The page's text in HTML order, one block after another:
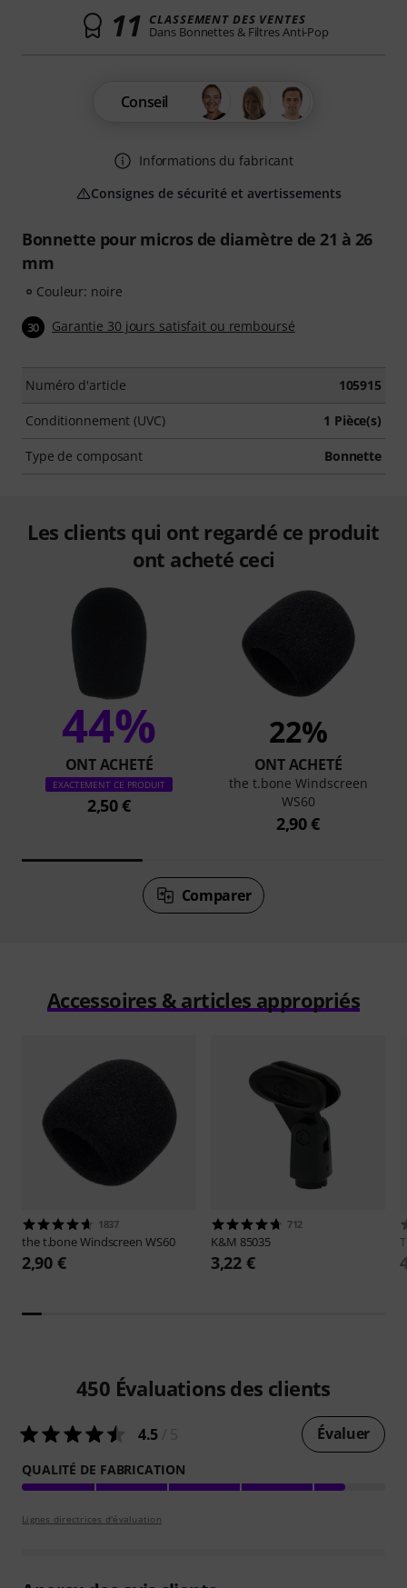
Bonnette pour micros de diamètre de 21 à 26
mm
Couleur: noire
30 Garantie 30 jours satisfait ou remboursé
Numéro d'article 105915
Conditionnement (UVC) 1 Pièce(s)
Type de composant Bonnette
11 CLASSEMENT DES VENTES
Dans Bonnettes & Filtres Anti-Pop
Conseil
Informations du fabricant
Consignes de sécurité et avertissements
Les clients qui ont regardé ce produit
ont acheté ceci
44%
ONT ACHETÉ
EXACTEMENT CE PRODUIT
2,50 €
22%
ONT ACHETÉ
the t.bone Windscreen
WS60
2,90 €
Comparer
Accessoires & articles appropriés
1837
the t.boneWindscreen WS60
2,90 €
712
K&M 85035
3,22 €
450 Évaluations des clients
4.5 Évaluer
QUALITÉ DE FABRICATION
Lignes directrices d'évaluation